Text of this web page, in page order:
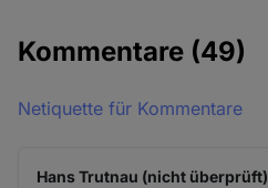
Kommentare (49)
Netiquette für Kommentare
Hans Trutnau (nicht überprüft)